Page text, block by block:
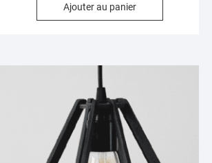
Ajouter au panier